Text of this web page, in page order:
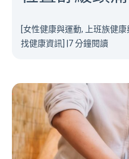
[女性健康與運動, 上班族健
找健康資訊]
7 分鐘閱讀